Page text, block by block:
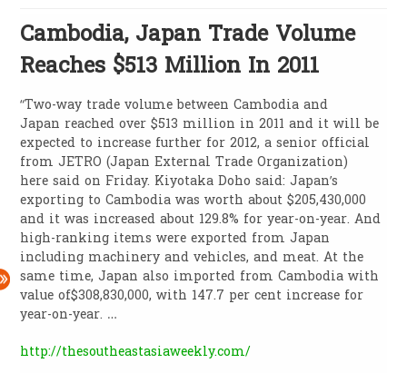
Cambodia, Japan Trade Volume
Reaches $513 Million In 2011
“Two-way trade volume between Cambodia and
Japan reached over $513 million in 2011 and it will be
expected to increase further for 2012, a senior official
from JETRO (Japan External Trade Organization)
here said on Friday. Kiyotaka Doho said: Japan’s
exporting to Cambodia was worth about $205,430,000
and it was increased about 129.8% for year-on-year. And
high-ranking items were exported from Japan
including machinery and vehicles, and meat. At the
same time, Japan also imported from Cambodia with
value of$308,830,000, with 147.7 per cent increase for
year-on-year. …
http://thesoutheastasiaweekly.com/